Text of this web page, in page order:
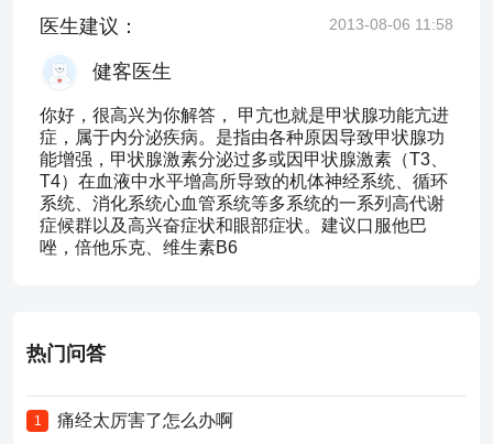
医生建议： 2013-08-06 11:58
健客医生
你好，很高兴为你解答， 甲亢也就是甲状腺功能亢进
症，属于内分泌疾病。是指由各种原因导致甲状腺功
能增强，甲状腺激素分泌过多或因甲状腺激素（T3、
T4）在血液中水平增高所导致的机体神经系统、循环
系统、消化系统心血管系统等多系统的一系列高代谢
症候群以及高兴奋症状和眼部症状。建议口服他巴
唑，倍他乐克、维生素B6
热门问答
1 痛经太厉害了怎么办啊